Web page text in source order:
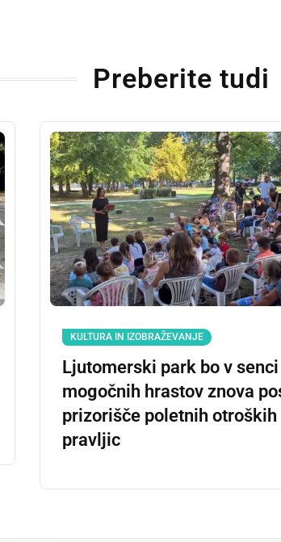
Preberite tudi
KULTURA IN IZOBRAŽEVANJE
Ljutomerski park bo v senci
mogočnih hrastov znova
prizorišče poletnih otroških
pravljic